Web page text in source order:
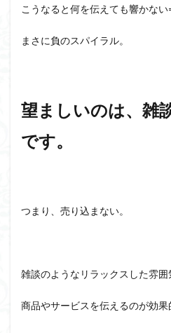
こうなると何を伝えても響かない
まさに負のスパイラル。
望ましいのは、雑
です。
つまり、売り込まない。
雑談のようなリラックスした雰囲
商品やサービスを伝えるのが効果